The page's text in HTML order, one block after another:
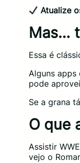
Atualize
Mas…
Essa é
Alguns apps
pode
Se a grana
O que
Assistir
vejo o